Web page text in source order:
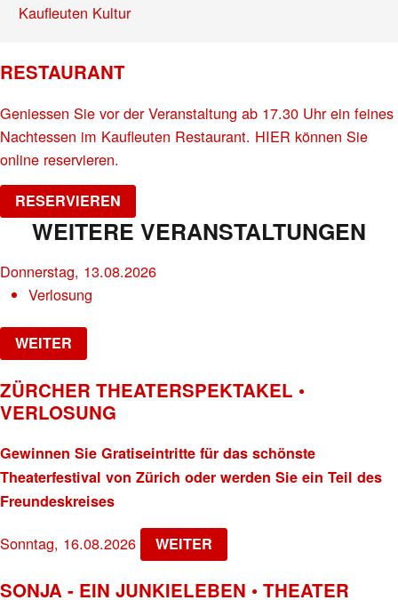
Kaufleuten Kultur
RESTAURANT
Geniessen Sie vor der Veranstaltung ab 17.30 Uhr ein feines
Nachtessen im Kaufleuten Restaurant. HIER können Sie
online reservieren.
RESERVIEREN
WEITERE VERANSTALTUNGEN
Donnerstag, 13.08.2026
Verlosung
WEITER
ZÜRCHER THEATERSPEKTAKEL •
VERLOSUNG
Gewinnen Sie Gratiseintritte für das schönste
Theaterfestival von Zürich oder werden Sie ein Teil des
Freundeskreises
Sonntag, 16.08.2026 WEITER
SONJA - EIN JUNKIELEBEN • THEATER